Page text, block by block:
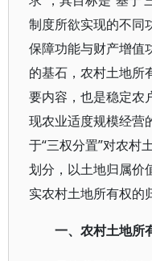
制度所欲实现的不同
保障功能与财产增值
的基石，农村土地所
要内容，也是稳定农
现农业适度规模经营
于“三权分置”对农村
划分，以土地归属价
实农村土地所有权的
一、农村土地所